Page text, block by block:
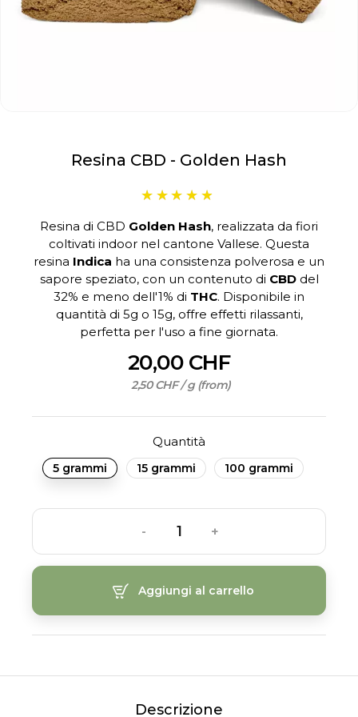
Resina CBD - Golden Hash
Resina di CBD Golden Hash, realizzata da fiori
coltivati indoor nel cantone Vallese. Questa
resina Indica ha una consistenza polverosa e un
sapore speziato, con un contenuto di CBDdel
32% e meno dell'1% di THC. Disponibile in
quantità di 5g o 15g, offre effetti rilassanti,
perfetta per l'uso a fine giornata.
20,00 CHF
2,50 CHF / g (from)
Quantità
5 grammi 15 grammi 100 grammi
- +
Aggiungi al carrello
Descrizione